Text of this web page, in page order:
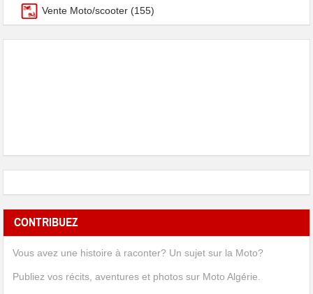
Vente Moto/scooter (155)
CONTRIBUEZ
Vous avez une histoire à raconter? Un sujet sur la Moto?
Publiez vos récits, aventures et photos sur Moto Algérie.